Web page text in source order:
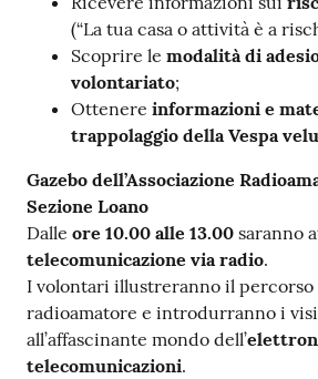
(“La tua casa o attività è a
Scoprire le modalità di
volontariato;
Ottenere informazioni e
trappolaggio della Vespa
Gazebo dell’Associazione
Sezione Loano
Dalle ore 10.00 alle 13.00 saranno
telecomunicazione via radio.
I volontari illustreranno il
radioamatore e introdurranno i
all’affascinante mondo dell’
telecomunicazioni.